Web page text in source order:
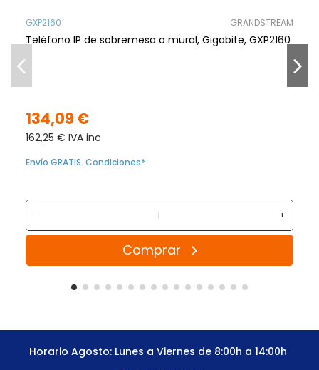
GXP2160 GRANDSTREAM
Teléfono IP de sobremesa o mural, Gigabite, GXP2160
134,09 €
162,25 € IVA inc
Envío GRATIS. Condiciones*
- +
Comprar
Horario Agosto: Lunes a Viernes de 8:00h a 14:00h